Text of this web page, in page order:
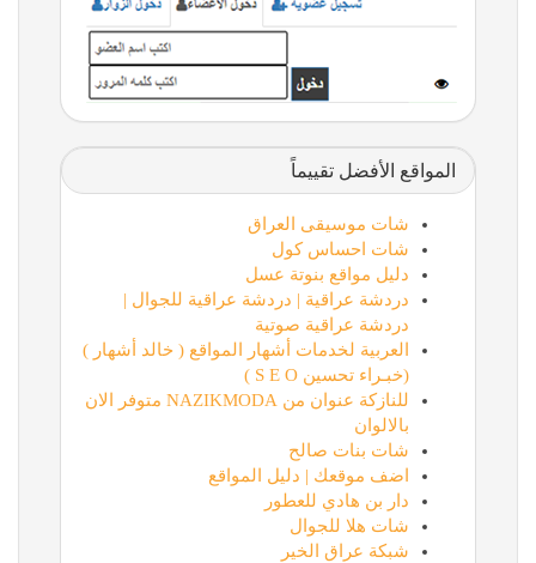
المواقع الأفضل تقييماً
شات موسيقى العراق
شات احساس كول
دليل مواقع بنوتة عسل
دردشة عراقية | دردشة عراقية للجوال |
دردشة عراقية صوتية
العربية لخدمات أشهار المواقع ( خالد أشهار )
(خبـراء تحسين S E O )
للنازكة عنوان من NAZIKMODA متوفر الان
بالالوان
شات بنات صالح
اضف موقعك | دليل المواقع
دار بن هادي للعطور
شات هلا للجوال
شبكة عراق الخير